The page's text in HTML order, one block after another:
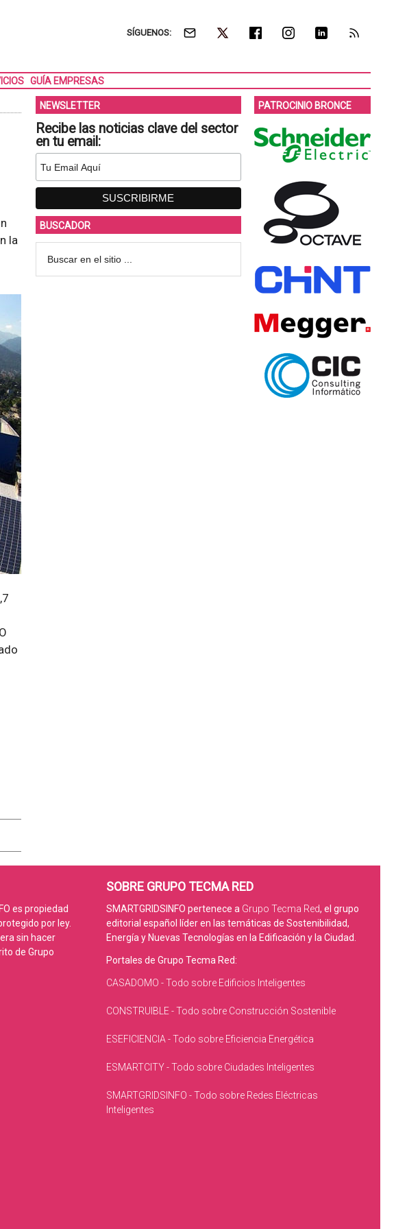
SÍGUENOS:
GUÍA EMPRESAS
la
NEWSLETTER
Recibe las noticias clave del sector
en tu email:
BUSCADOR
PATROCINIO BRONCE
es propiedad
por ley.
sin hacer
de Grupo
SOBRE GRUPO TECMA RED
SMARTGRIDSINFO pertenece a Grupo Tecma Red, el grupo
editorial español líder en las temáticas de Sostenibilidad,
Energía y Nuevas Tecnologías en la Edificación y la Ciudad.
Portales de Grupo Tecma Red:
CASADOMO - Todo sobre Edificios Inteligentes
CONSTRUIBLE - Todo sobre Construcción Sostenible
ESEFICIENCIA - Todo sobre Eficiencia Energética
ESMARTCITY - Todo sobre Ciudades Inteligentes
SMARTGRIDSINFO - Todo sobre Redes Eléctricas
Inteligentes